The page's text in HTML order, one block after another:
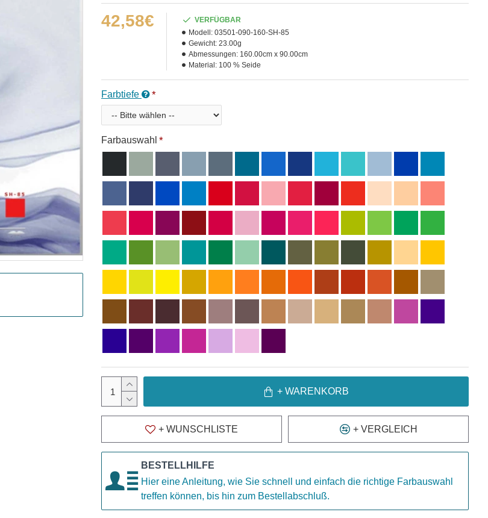
42,58€
VERFÜGBAR
Modell: 03501-090-160-SH-85
Gewicht: 23.00g
Abmessungen: 160.00cm x 90.00cm
Material: 100 % Seide
Farbtiefe
Farbauswahl
+ WARENKORB
+ WUNSCHLISTE + VERGLEICH
BESTELLHILFE
Hier eine Anleitung, wie Sie schnell und einfach die richtige Farbauswahl
treffen können, bis hin zum Bestellabschluß.